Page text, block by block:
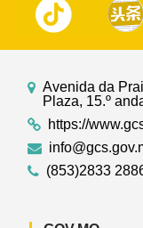
Avenida da
Plaza, 15.º
https://
(853)2833